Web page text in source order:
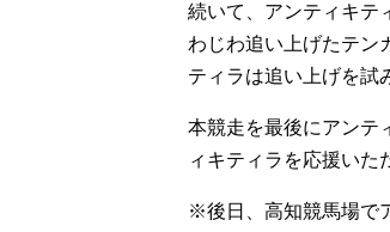
続いて、アンティキテ
わじわ追い上げたテン
ティラは追い上げを試
本競走を最後にアンテ
ィキティラを応援いた
※後日、高知競馬場で